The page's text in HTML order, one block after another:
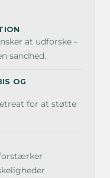
at udforske -
sandhed.
OG
for at støtte